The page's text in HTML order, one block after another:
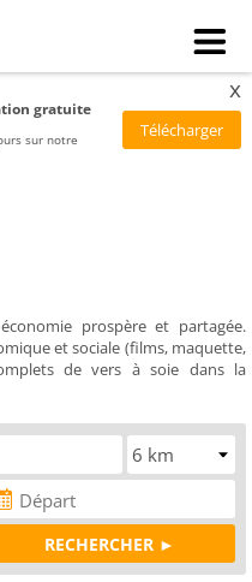
gratuite
sur notre
x
prospère et partagée.
et sociale (films, maquette,
de vers à soie dans la